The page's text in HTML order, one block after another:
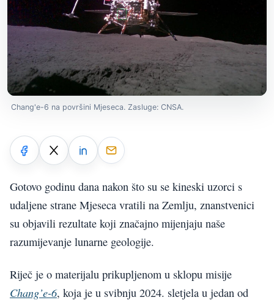
Chang'e-6 na površini Mjeseca. Zasluge: CNSA.
Gotovo godinu dana nakon što su se kineski uzorci s
udaljene strane Mjeseca vratili na Zemlju, znanstvenici
su objavili rezultate koji značajno mijenjaju naše
razumijevanje lunarne geologije.
Riječ je o materijalu prikupljenom u sklopu misije
Chang’e-6, koja je u svibnju 2024. sletjela u jedan od